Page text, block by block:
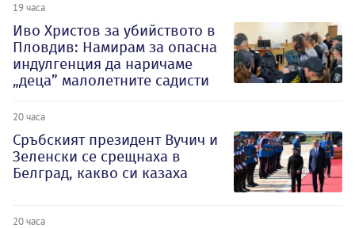
19 часа
Иво Христов за убийството в
Пловдив: Намирам за опасна
индулгенция да наричаме
„деца” малолетните садисти
20 часа
Сръбският президент Вучич и
Зеленски се срещнаха в
Белград, какво си казаха
20 часа